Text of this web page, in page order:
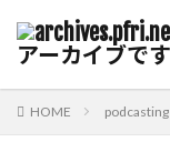
HOME podcasting